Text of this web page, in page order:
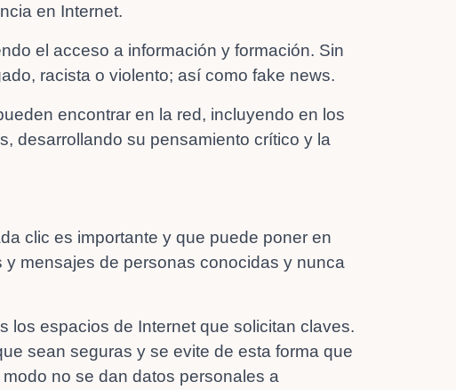
en Internet.
el acceso a información y formación. Sin
racista o violento; así como fake news.
encontrar en la red, incluyendo en los
desarrollando su pensamiento crítico y la
clic es importante y que puede poner en
mensajes de personas conocidas y nunca
espacios de Internet que solicitan claves.
sean seguras y se evite de esta forma que
no se dan datos personales a